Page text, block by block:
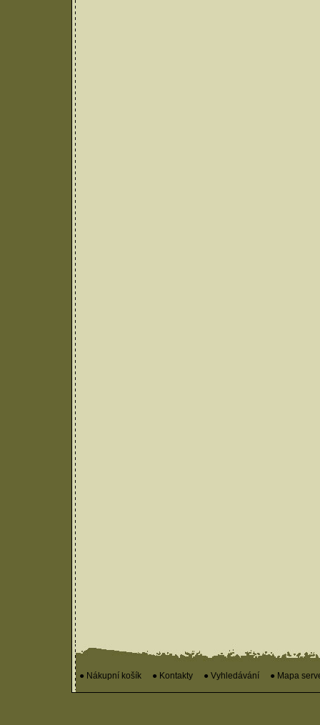
● Nákupní košík ● Kontakty ● Vyhledávání ● Mapa